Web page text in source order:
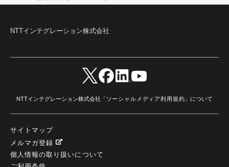
NTTインテグレーション株式会社
NTTインテグレーション株式会社「ソーシャルメディア利用規約 」について
サイトマップ
メルマガ登録
個人情報の取り扱いについて